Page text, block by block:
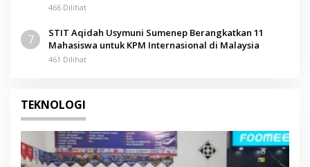
466 Dilihat
7
STIT Aqidah Usymuni Sumenep Berangkatkan 11
Mahasiswa untuk KPM Internasional di Malaysia
461 Dilihat
TEKNOLOGI